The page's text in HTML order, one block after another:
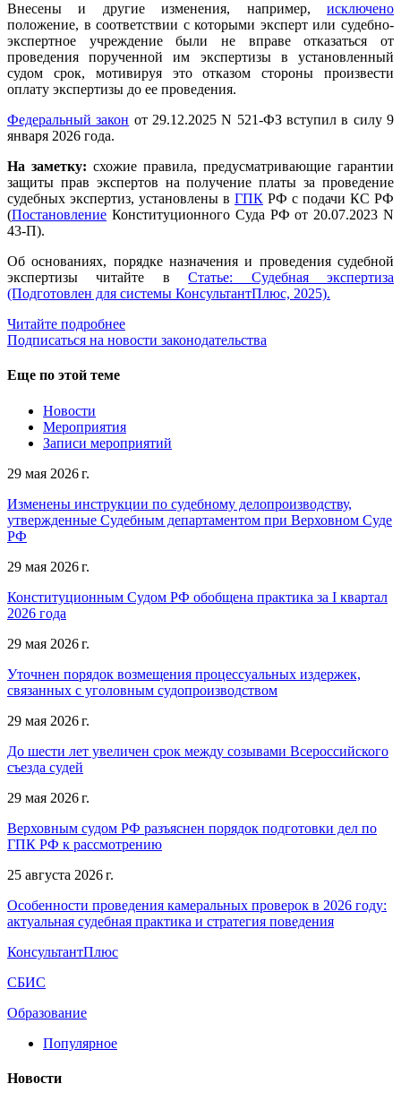
Внесены и другие изменения, например, исключено
положение, в соответствии с которыми эксперт или судебно-
экспертное учреждение были не вправе отказаться от
проведения порученной им экспертизы в установленный
судом срок, мотивируя это отказом стороны произвести
оплату экспертизы до ее проведения.
Федеральный закон от 29.12.2025 N 521-ФЗ вступил в силу 9
января 2026 года.
На заметку: схожие правила, предусматривающие гарантии
защиты прав экспертов на получение платы за проведение
судебных экспертиз, установлены в ГПК РФ с подачи КС РФ
(Постановление Конституционного Суда РФ от 20.07.2023 N
43-П).
Об основаниях, порядке назначения и проведения судебной
экспертизы читайте вСтатье: Судебная экспертиза
(Подготовлен для системы КонсультантПлюс, 2025).
Читайте подробнее
Подписаться на новости законодательства
Еще по этой теме
Новости
Мероприятия
Записи мероприятий
29 мая 2026 г.
Изменены инструкции по судебному делопроизводству,
утвержденные Судебным департаментом при Верховном Суде
РФ
29 мая 2026 г.
Конституционным Судом РФ обобщена практика за I квартал
2026 года
29 мая 2026 г.
Уточнен порядок возмещения процессуальных издержек,
связанных с уголовным судопроизводством
29 мая 2026 г.
До шести лет увеличен срок между созывами Всероссийского
съезда судей
29 мая 2026 г.
Верховным судом РФ разъяснен порядок подготовки дел по
ГПК РФ к рассмотрению
25 августа 2026 г.
Особенности проведения камеральных проверок в 2026 году:
актуальная судебная практика и стратегия поведения
КонсультантПлюс
СБИС
Образование
Популярное
Новости